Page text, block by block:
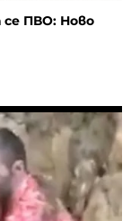
ПВО: Ново